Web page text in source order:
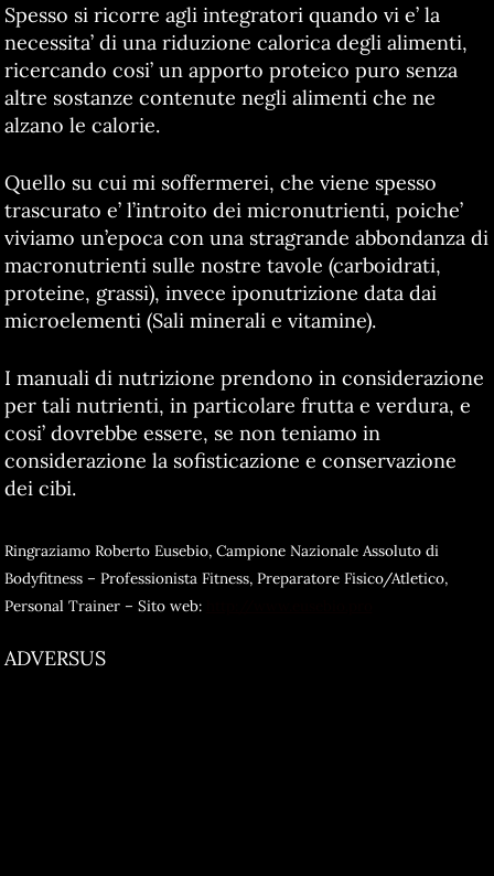
Spesso si ricorre agli integratori quando vi e’ la
necessita’ di una riduzione calorica degli alimenti,
ricercando cosi’ un apporto proteico puro senza
altre sostanze contenute negli alimenti che ne
alzano le calorie.
Quello su cui mi soffermerei, che viene spesso
trascurato e’ l’introito dei micronutrienti, poiche’
viviamo un’epoca con una stragrande abbondanza di
macronutrienti sulle nostre tavole (carboidrati,
proteine, grassi), invece iponutrizione data dai
microelementi (Sali minerali e vitamine).
I manuali di nutrizione prendono in considerazione
per tali nutrienti, in particolare frutta e verdura, e
cosi’ dovrebbe essere, se non teniamo in
considerazione la sofisticazione e conservazione
dei cibi.
Ringraziamo Roberto Eusebio, Campione Nazionale Assoluto di
Bodyfitness – Professionista Fitness, Preparatore Fisico/Atletico,
Personal Trainer – Sito web:
ADVERSUS